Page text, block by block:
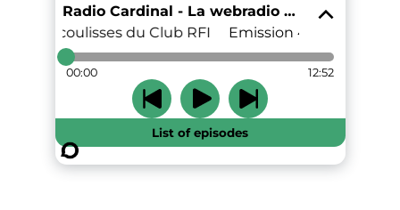
Radio Cardinal - La webradio du lycée Richelieu
les coulisses du Club RFI
Emission 43 - Dans les
00:00 12:52
List of episodes